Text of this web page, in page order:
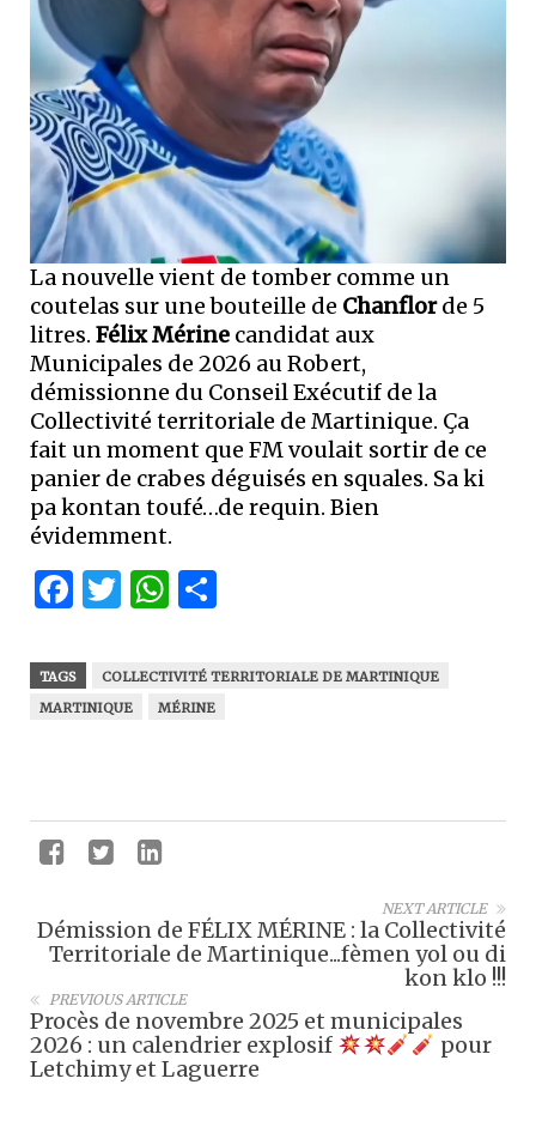
La nouvelle vient de tomber comme un
coutelas sur une bouteille de Chanflorde 5
litres. Félix Mérine candidat aux
Municipales de 2026 au Robert,
démissionne du Conseil Exécutif de la
Collectivité territoriale de Martinique. Ça
fait un moment que FM voulait sortir de ce
panier de crabes déguisés en squales. Sa ki
pa kontan toufé…de requin. Bien
évidemment.
Facebook
Twitter
WhatsApp
TAGS
COLLECTIVITÉ TERRITORIALE DE MARTINIQUE
MARTINIQUE
MÉRINE
NEXT ARTICLE
Démission de FÉLIX MÉRINE : la Collectivité
Territoriale de Martinique...fèmen yol ou di
kon klo !!!
PREVIOUS ARTICLE
Procès de novembre 2025 et municipales
2026 : un calendrier explosif
pour
Letchimy et Laguerre